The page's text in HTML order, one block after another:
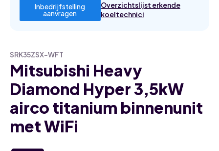
Inbedrijfstelling
aanvragen
Overzichtslijst erkende
koeltechnici
SRK35ZSX-WFT
Mitsubishi Heavy
Diamond Hyper 3,5kW
airco titanium binnenunit
met WiFi